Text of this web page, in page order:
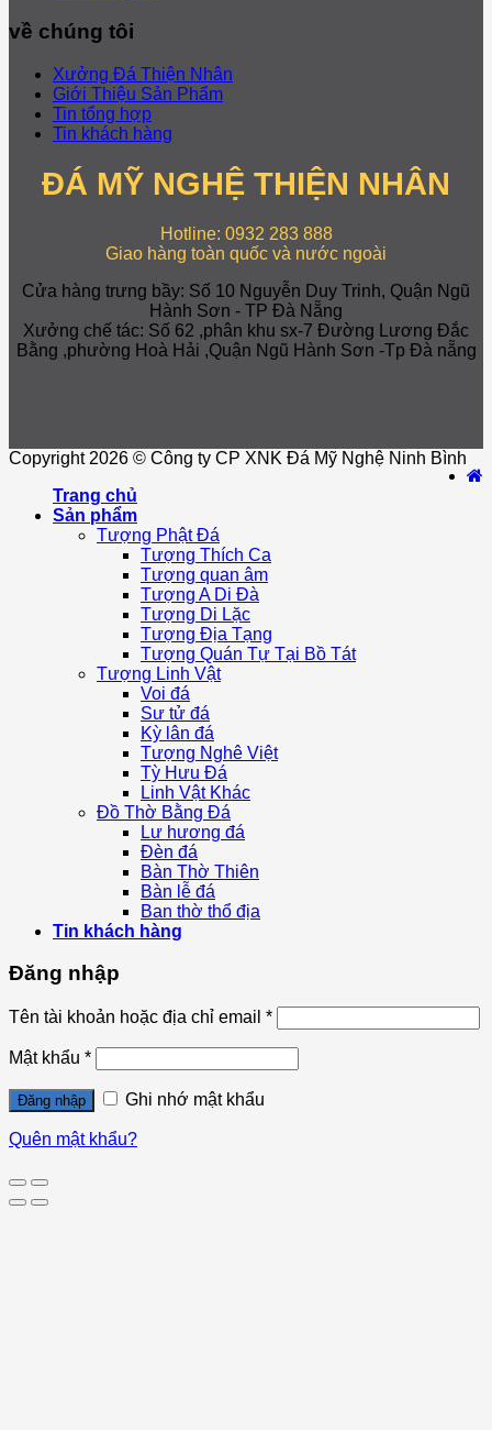
về chúng tôi
Xưởng Đá Thiện Nhân
Giới Thiệu Sản Phẩm
Tin tổng hợp
Tin khách hàng
ĐÁ MỸ NGHỆ THIỆN NHÂN
Hotline: 0932 283 888
Giao hàng toàn quốc và nước ngoài
Cửa hàng trưng bầy: Số 10 Nguyễn Duy Trinh, Quận Ngũ
Hành Sơn - TP Đà Nẵng
Xưởng chế tác: Số 62 ,phân khu sx-7 Đường Lương Đắc
Bằng ,phường Hoà Hải ,Quận Ngũ Hành Sơn -Tp Đà nẵng
Copyright 2026 © Công ty CP XNK Đá Mỹ Nghệ Ninh Bình
Trang chủ
Sản phẩm
Tượng Phật Đá
Tượng Thích Ca
Tượng quan âm
Tượng A Di Đà
Tượng Di Lặc
Tượng Địa Tạng
Tượng Quán Tự Tại Bồ Tát
Tượng Linh Vật
Voi đá
Sư tử đá
Kỳ lân đá
Tượng Nghê Việt
Tỳ Hưu Đá
Linh Vật Khác
Đồ Thờ Bằng Đá
Lư hương đá
Đèn đá
Bàn Thờ Thiên
Bàn lễ đá
Ban thờ thổ địa
Tin khách hàng
Đăng nhập
Tên tài khoản hoặc địa chỉ email *
Mật khẩu *
Đăng nhập Ghi nhớ mật khẩu
Quên mật khẩu?